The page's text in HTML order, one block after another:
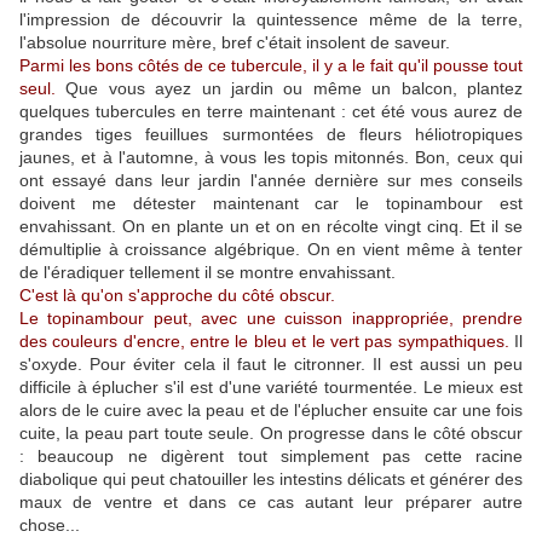
l'impression de découvrir la quintessence même de la terre,
l'absolue nourriture mère, bref c'était insolent de saveur.
Parmi les bons côtés de ce tubercule, il y a le fait qu'il pousse tout
seul.Que vous ayez un jardin ou même un balcon, plantez
quelques tubercules en terre maintenant : cet été vous aurez de
grandes tiges feuillues surmontées de fleurs héliotropiques
jaunes, et à l'automne, à vous les topis mitonnés. Bon, ceux qui
ont essayé dans leur jardin l'année dernière sur mes conseils
doivent me détester maintenant car le topinambour est
envahissant. On en plante un et on en récolte vingt cinq. Et il se
démultiplie à croissance algébrique. On en vient même à tenter
de l'éradiquer tellement il se montre envahissant.
C'est là qu'on s'approche du côté obscur.
Le topinambour peut, avec une cuisson inappropriée, prendre
des couleurs d'encre, entre le bleu et le vert pas sympathiques. Il
s'oxyde. Pour éviter cela il faut le citronner. Il est aussi un peu
difficile à éplucher s'il est d'une variété tourmentée. Le mieux est
alors de le cuire avec la peau et de l'éplucher ensuite car une fois
cuite, la peau part toute seule. On progresse dans le côté obscur
: beaucoup ne digèrent tout simplement pas cette racine
diabolique qui peut chatouiller les intestins délicats et générer des
maux de ventre et dans ce cas autant leur préparer autre
chose...